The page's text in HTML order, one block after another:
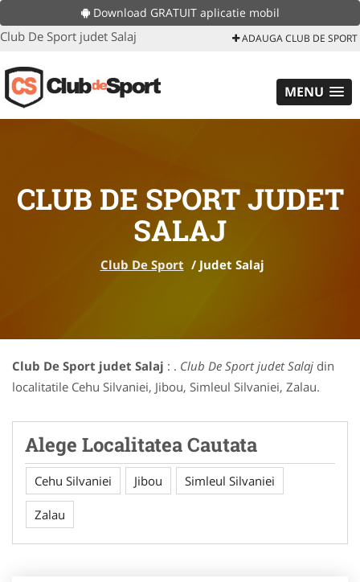
Download GRATUIT aplicatie mobil
Club De Sport judet Salaj ADAUGA CLUB DE SPORT
MENU
CLUB DE SPORT JUDET
SALAJ
Club De Sport / Judet Salaj
Club De Sport judet Salaj : . Club De Sport judet Salaj din
localitatile Cehu Silvaniei, Jibou, Simleul Silvaniei, Zalau.
Alege Localitatea Cautata
Cehu Silvaniei Jibou Simleul Silvaniei
Zalau